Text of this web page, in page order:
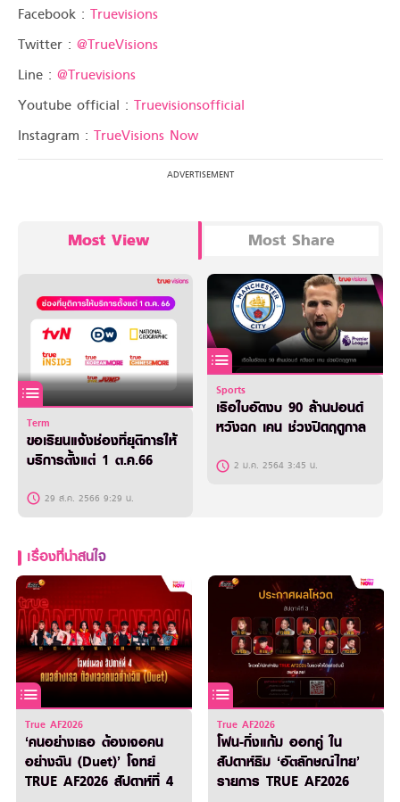
Facebook : Truevisions
Twitter : @TrueVisions
Line : @Truevisions
Youtube official : Truevisionsofficial
Instagram : TrueVisions Now
Most View Most Share
Term
ขอเรียนแจ้งช่องที่ยุติการให้
บริการตั้งแต่ 1 ต.ค.66
29 ส.ค. 2566 9:29 น.
Sports
เรือใบอัดงบ 90 ล้านปอนด์
หวังฉก เคน ช่วงปิดฤดูกาล
2 ม.ค. 2564 3:45 น.
เรื่องที่น่าสนใจ
True AF2026
‘คนอย่างเธอ ต้องเจอคน
อย่างฉัน (Duet)’ โจทย์
TRUE AF2026 สัปดาห์ที่ 4
True AF2026
โฟน-กิ่งแก้ม ออกคู่ ใน
สัปดาห์ธีม ‘อัตลักษณ์ไทย’
รายการ TRUE AF2026